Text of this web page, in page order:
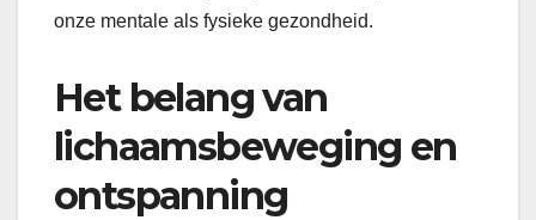
onze mentale als fysieke gezondheid.
Het belang van
lichaamsbeweging en
ontspanning